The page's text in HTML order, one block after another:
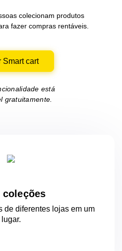
colecionam produtos
fazer compras rentáveis.
Smart cart
está
gratuitamente.
coleções
de diferentes lojas em um
lugar.